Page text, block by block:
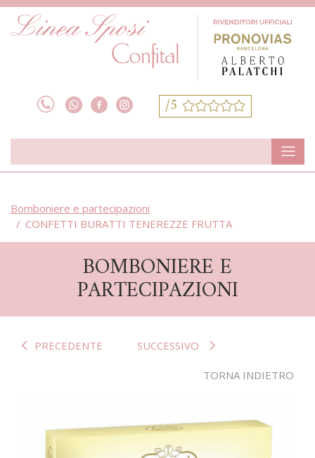
/5
Bomboniere e partecipazioni
CONFETTI BURATTI TENEREZZE FRUTTA
BOMBONIERE E
PARTECIPAZIONI
PRECEDENTE SUCCESSIVO
TORNA INDIETRO